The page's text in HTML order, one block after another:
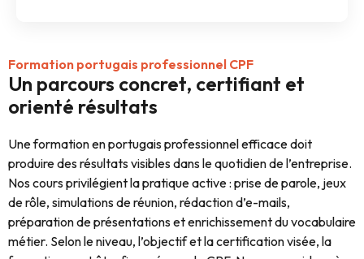
Formation portugais professionnel CPF
Un parcours concret, certifiant et
orienté résultats
Une formation en portugais professionnel efficace doit
produire des résultats visibles dans le quotidien de l’entreprise.
Nos cours privilégient la pratique active : prise de parole, jeux
de rôle, simulations de réunion, rédaction d’e-mails,
préparation de présentations et enrichissement du vocabulaire
métier. Selon le niveau, l’objectif et la certification visée, la